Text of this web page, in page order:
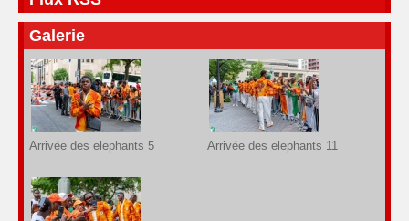
Galerie
Arrivée des elephants 5 Arrivée des elephants 11